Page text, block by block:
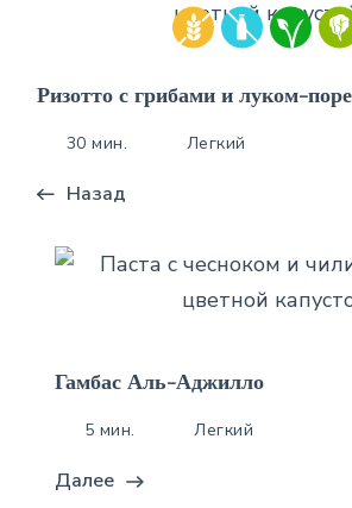
Ризотто с грибами и луком-
30 мин. Легкий
Назад
Гамбас Аль-Аджилло
5 мин. Легкий
Далее